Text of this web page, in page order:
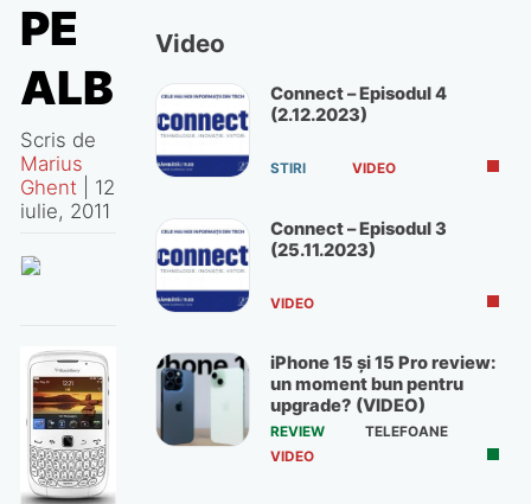
PE
ALB
Scris de
Marius
Ghent
12
iulie, 2011
Video
Connect – Episodul 4
(2.12.2023)
STIRI VIDEO
Connect – Episodul 3
(25.11.2023)
VIDEO
iPhone 15 și 15 Pro review:
un moment bun pentru
upgrade? (VIDEO)
REVIEW
TELEFOANE
VIDEO